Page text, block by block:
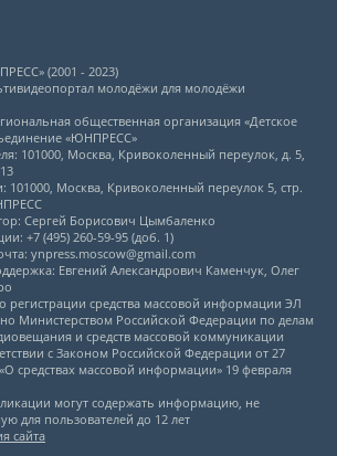
(2001 - 2023)
молодёжи для молодёжи
общественная организация «Детское
«ЮНПРЕСС»
101000, Москва, Кривоколенный переулок, д. 5,
101000, Москва, Кривоколенный переулок 5, стр.
Сергей Борисович Цымбаленко
+7 (495) 260-59-95 (доб. 1)
ynpress.moscow@gmail.com
Евгений Александрович Каменчук, Олег
регистрации средства массовой информации ЭЛ
Министерством Российской Федерации по делам
и средств массовой коммуникации
с Законом Российской Федерации от 27
средствах массовой информации» 19 февраля
могут содержать информацию, не
для пользователей до 12 лет
сайта